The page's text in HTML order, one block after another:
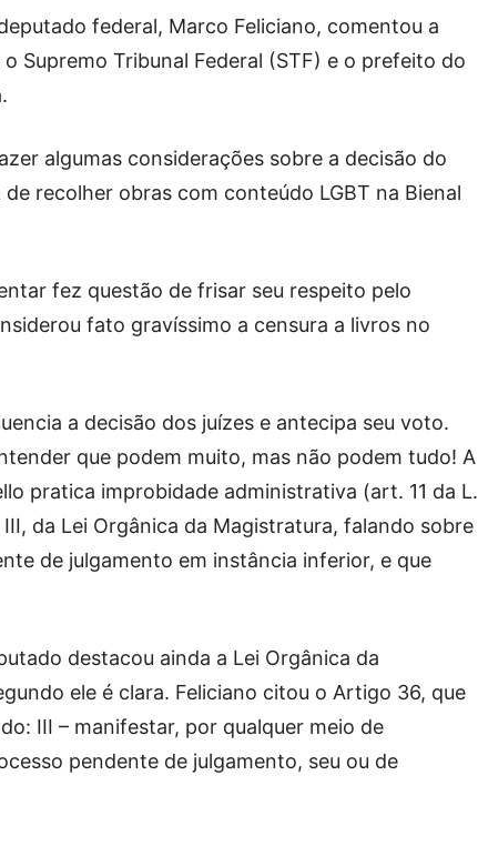
federal, Marco Feliciano, comentou a
Supremo Tribunal Federal (STF) e o prefeito do
algumas considerações sobre a decisão do
recolher obras com conteúdo LGBT na Bienal
fez questão de frisar seu respeito pelo
fato gravíssimo a censura a livros no
a decisão dos juízes e antecipa seu voto.
que podem muito, mas não podem tudo! A
pratica improbidade administrativa (art. 11 da L.
da Lei Orgânica da Magistratura, falando sobre
de julgamento em instância inferior, e que
destacou ainda a Lei Orgânica da
ele é clara. Feliciano citou o Artigo 36, que
III – manifestar, por qualquer meio de
pendente de julgamento, seu ou de